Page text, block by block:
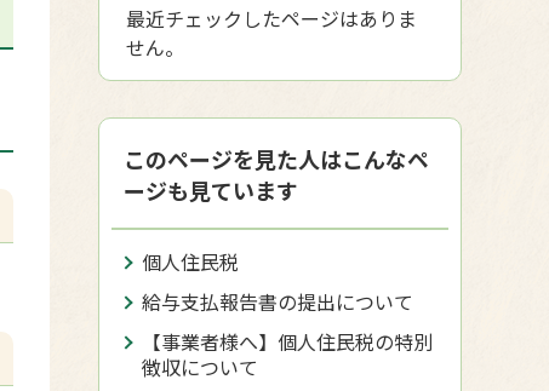
最近チェックしたページはありま
せん。
このページを見た人はこんなペ
ージも見ています
個人住民税
給与支払報告書の提出について
【事業者様へ】個人住民税の特別
徴収について